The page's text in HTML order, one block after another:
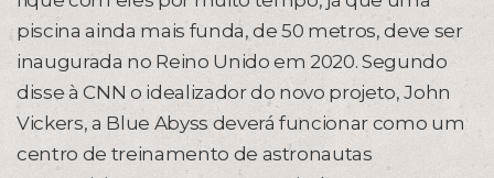
piscina ainda mais funda, de 50 metros, deve ser
inaugurada no Reino Unido em 2020. Segundo
disse à CNN o idealizador do novo projeto, John
Vickers, a Blue Abyss deverá funcionar como um
centro de treinamento de astronautas